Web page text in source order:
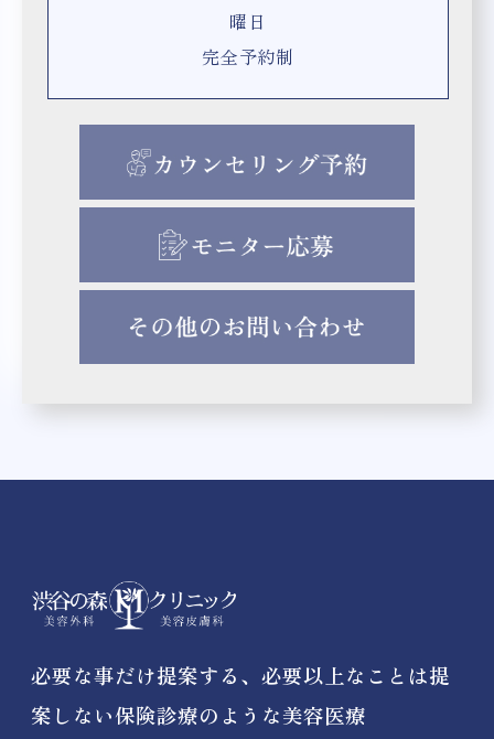
曜日
完全予約制
必要な事だけ提案する、必要以上なことは提
案しない保険診療のような美容医療